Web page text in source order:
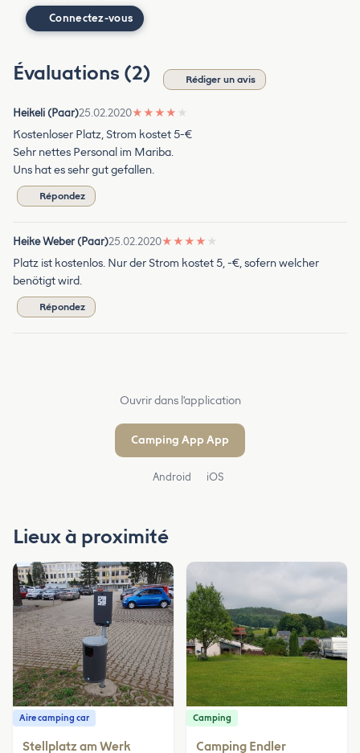
Connectez-vous
Évaluations (2) Rédiger un avis
Heikeli (Paar)25.02.2020★ ★ ★ ★ ★
Kostenloser Platz, Strom kostet 5-€
Sehr nettes Personal im Mariba.
Uns hat es sehr gut gefallen.
Répondez
Heike Weber (Paar)25.02.2020★ ★ ★ ★ ★
Platz ist kostenlos. Nur der Strom kostet 5, -€, sofern welcher
benötigt wird.
Répondez
Ouvrir dans l'application
Camping App App
Android iOS
Lieux à proximité
Aire camping car
Stellplatz am Werk
Camping
Camping Endler